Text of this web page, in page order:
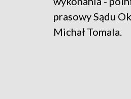
prasowy Sądu
Michał Tomala.